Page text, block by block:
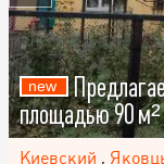
площадью 90 м²
Киевский ,